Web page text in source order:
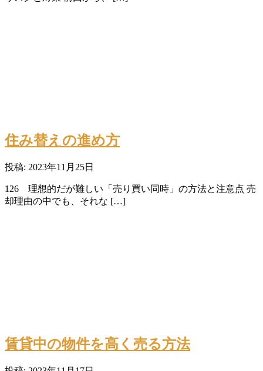
住み替えの進め方
投稿: 2023年11月25日
126 理想的だが難しい「売り買い同時」の方法と注意点 売
却理由の中でも、それな […]
賃貸中の物件を高く売る方法